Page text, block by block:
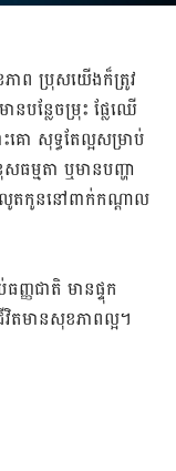
ភាព ប្រុស​យើង​ក៏​ត្រូវ​
បន្លែ​ចម្រុះ ផ្លែឈើ​
គោ សុទ្ធ​តែ​ល្អ​សម្រាប់​
ម្មតា ឬ​មាន​បញ្ហា​
លូត​កូន​នៅ​ពាក់​កណ្តាល​
ញ្ញជាតិ មាន​ផ្ទុក​
ត​មាន​សុខ​ភាព​ល្អ។